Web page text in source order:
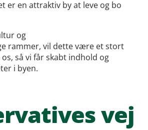
er en attraktiv by at leve og bo
og
rammer, vil dette være et stort
så vi får skabt indhold og
i byen.
vej